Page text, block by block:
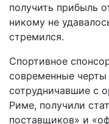
получить прибыль
никому не
стремился.
Спортивное
современные
сотрудничавшие с
Риме, получили
поставщиков» и